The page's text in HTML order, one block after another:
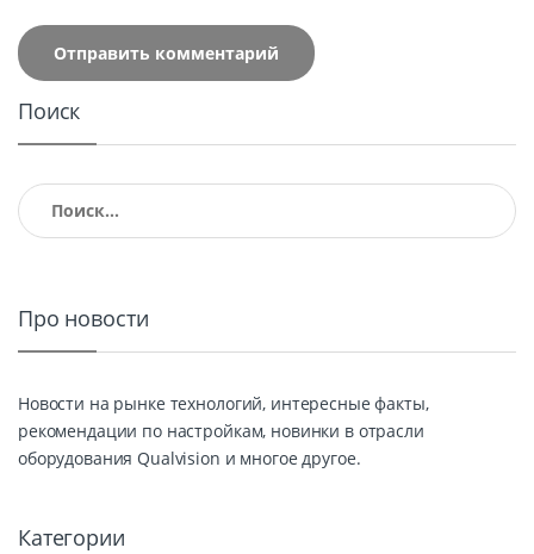
Поиск
Найти:
Про новости
Новости на рынке технологий, интересные факты,
рекомендации по настройкам, новинки в отрасли
оборудования Qualvision и многое другое.
Категории